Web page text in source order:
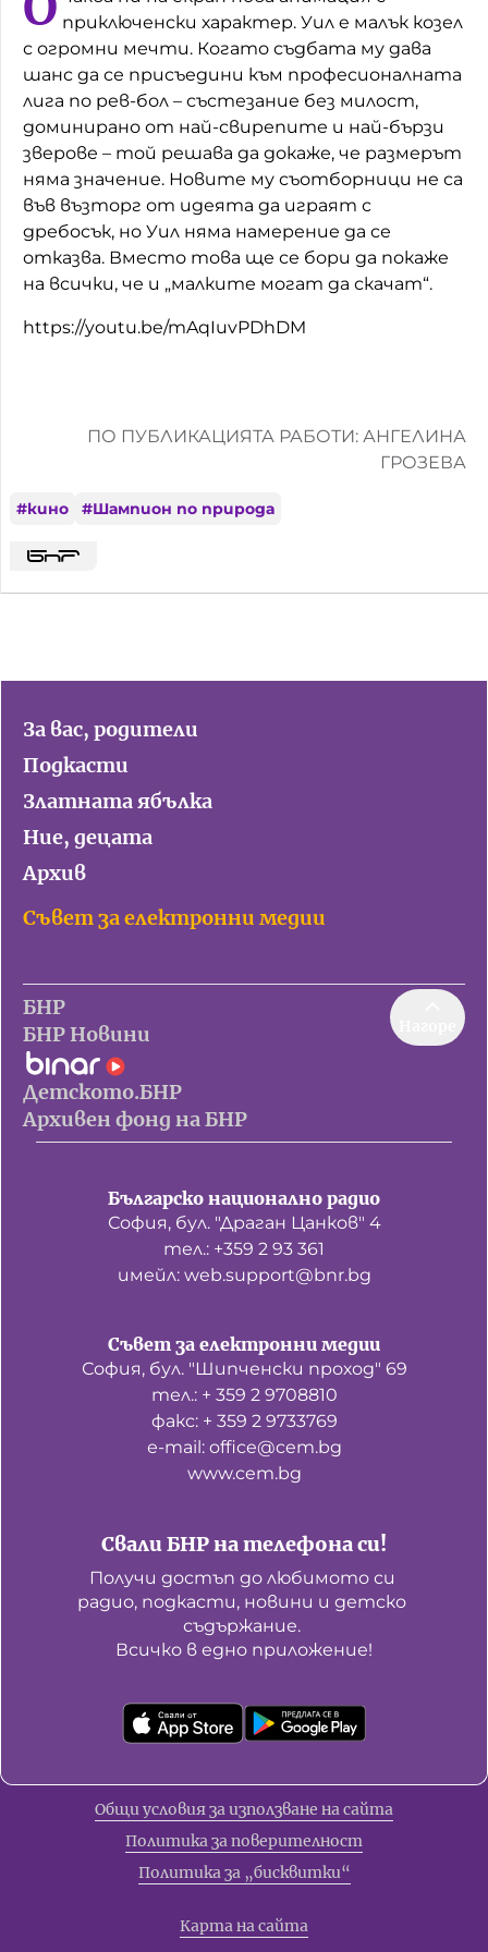
Домашен любимец
Питаме Ви
До ре ми
приключенски характер. Уил e малък козел
с огромни мечти. Когато съдбата му дава
шанс да се присъедини към професионалната
лига по рев-бол – състезание без милост,
доминирано от най-свирепите и най-бързи
зверове – той решава да докаже, че размерът
няма значение. Новите му съотборници не са
във възторг от идеята да играят с
дребосък, но Уил няма намерение да се
отказва. Вместо това ще се бори да покаже
на всички, че и „малките могат да скачат“.
https://youtu.be/mAqIuvPDhDM
ПО ПУБЛИКАЦИЯТА РАБОТИ: АНГЕЛИНА
ГРОЗЕВА
#кино #Шампион по природа
За вас, родители
Подкасти
Златната ябълка
Ние, децата
Архив
Съвет за електронни медии
БНР
БНР Новини
Детското.БНР
Архивен фонд на БНР
Българско национално радио
София, бул. "Драган Цанков" 4
тел.: +359 2 93 361
имейл: web.support@bnr.bg
Свали БНР на телефона си!
Получи достъп до любимото си
радио, подкасти, новини и детско
съдържание.
Всичко в едно приложение!
Съвет за електронни медии
София, бул. "Шипченски проход" 69
тел.: + 359 2 9708810
факс: + 359 2 9733769
е-mail: office@cem.bg
www.cem.bg
Общи условия за използване на сайта
Политика за поверителност
Политика за „бисквитки“
Карта на сайта